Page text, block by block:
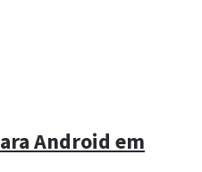
Android em